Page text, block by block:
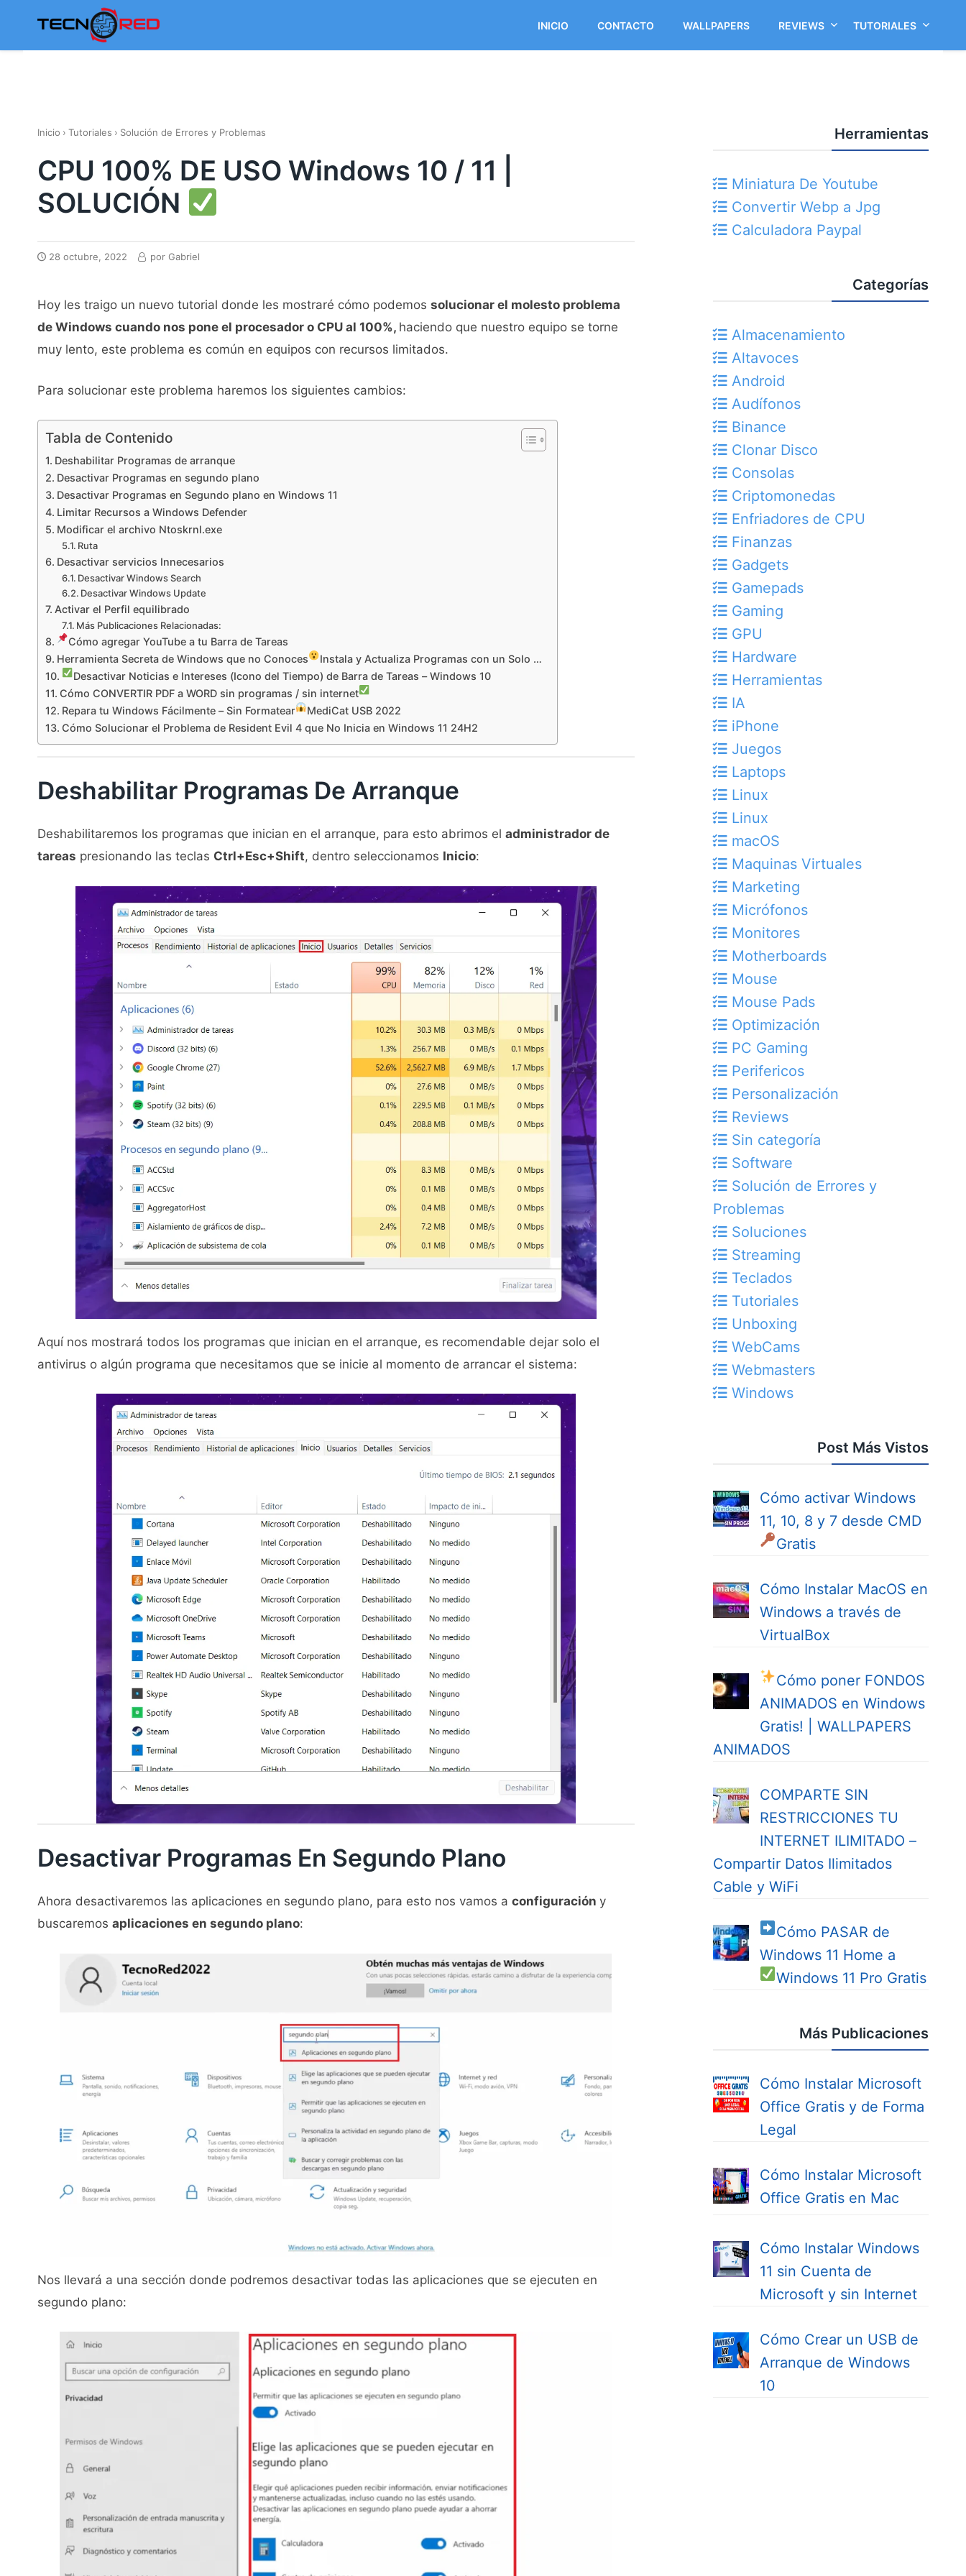
INICIO CONTACTO WALLPAPERS REVIEWS TUTORIALES
Inicio › Tutoriales › Solución de Errores y Problemas
CPU 100% DE USO Windows 10 / 11 |
SOLUCIÓN
28 octubre, 2022 por Gabriel
Hoy les traigo un nuevo tutorial donde les mostraré cómo podemos solucionar el molesto problema
de Windows cuando nos pone el procesador o CPU al 100%, haciendo que nuestro equipo se torne
muy lento, este problema es común en equipos con recursos limitados.
Para solucionar este problema haremos los siguientes cambios:
Tabla de Contenido
Deshabilitar Programas de arranque
Desactivar Programas en segundo plano
Desactivar Programas en Segundo plano en Windows 11
Limitar Recursos a Windows Defender
Modificar el archivo Ntoskrnl.exe
Ruta
Desactivar servicios Innecesarios
Desactivar Windows Search
Desactivar Windows Update
Activar el Perfil equilibrado
Más Publicaciones Relacionadas:
Cómo agregar YouTube a tu Barra de Tareas
Herramienta Secreta de Windows que no Conoces
Instala y Actualiza Programas con un Solo …
Desactivar Noticias e Intereses (Icono del Tiempo) de Barra de Tareas – Windows 10
Cómo CONVERTIR PDF a WORD sin programas / sin internet
Repara tu Windows Fácilmente – Sin Formatear
MediCat USB 2022
Cómo Solucionar el Problema de Resident Evil 4 que No Inicia en Windows 11 24H2
Deshabilitar Programas De Arranque
Deshabilitaremos los programas que inician en el arranque, para esto abrimos el administrador de
tareas presionando las teclas Ctrl+Esc+Shift, dentro seleccionamos Inicio:
Aquí nos mostrará todos los programas que inician en el arranque, es recomendable dejar solo el
antivirus o algún programa que necesitamos que se inicie al momento de arrancar el sistema:
Desactivar Programas En Segundo Plano
Ahora desactivaremos las aplicaciones en segundo plano, para esto nos vamos a configuración y
buscaremos aplicaciones en segundo plano:
Nos llevará a una sección donde podremos desactivar todas las aplicaciones que se ejecuten en
segundo plano:
Herramientas
Miniatura De Youtube
Convertir Webp a Jpg
Calculadora Paypal
Categorías
Almacenamiento
Altavoces
Android
Audífonos
Binance
Clonar Disco
Consolas
Criptomonedas
Enfriadores de CPU
Finanzas
Gadgets
Gamepads
Gaming
GPU
Hardware
Herramientas
IA
iPhone
Juegos
Laptops
Linux
Linux
macOS
Maquinas Virtuales
Marketing
Micrófonos
Monitores
Motherboards
Mouse
Mouse Pads
Optimización
PC Gaming
Perifericos
Personalización
Reviews
Sin categoría
Software
Solución de Errores y
Problemas
Soluciones
Streaming
Teclados
Tutoriales
Unboxing
WebCams
Webmasters
Windows
Post Más Vistos
Cómo activar Windows
11, 10, 8 y 7 desde CMD
Gratis
Cómo Instalar MacOS en
Windows a través de
VirtualBox
Cómo poner FONDOS
ANIMADOS en Windows
Gratis! | WALLPAPERS
ANIMADOS
COMPARTE SIN
RESTRICCIONES TU
INTERNET ILIMITADO –
Compartir Datos Ilimitados
Cable y WiFi
Cómo PASAR de
Windows 11 Home a
Windows 11 Pro Gratis
Más Publicaciones
Cómo Instalar Microsoft
Office Gratis y de Forma
Legal
Cómo Instalar Microsoft
Office Gratis en Mac
Cómo Instalar Windows
11 sin Cuenta de
Microsoft y sin Internet
Cómo Crear un USB de
Arranque de Windows
10